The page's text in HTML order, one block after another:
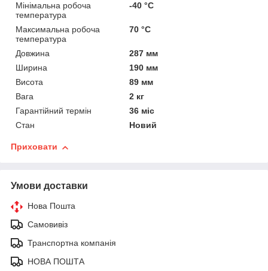
Мінімальна робоча
температура
-40 °С
Максимальна робоча
температура
70 °С
Довжина
287 мм
Ширина
190 мм
Висота
89 мм
Вага
2 кг
Гарантійний термін
36 міс
Стан
Новий
Приховати
Умови доставки
Нова Пошта
Самовивіз
Транспортна компанія
НОВА ПОШТА